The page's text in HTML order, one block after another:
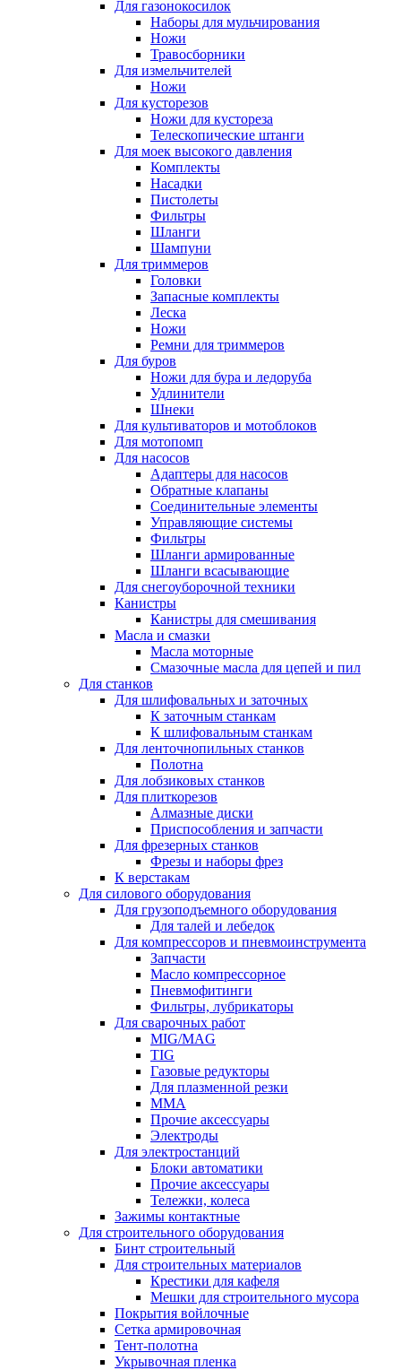
Для газонокосилок
Наборы для мульчирования
Ножи
Травосборники
Для измельчителей
Ножи
Для кусторезов
Ножи для кустореза
Телескопические штанги
Для моек высокого давления
Комплекты
Насадки
Пистолеты
Фильтры
Шланги
Шампуни
Для триммеров
Головки
Запасные комплекты
Леска
Ножи
Ремни для триммеров
Для буров
Ножи для бура и ледоруба
Удлинители
Шнеки
Для культиваторов и мотоблоков
Для мотопомп
Для насосов
Адаптеры для насосов
Обратные клапаны
Соединительные элементы
Управляющие системы
Фильтры
Шланги армированные
Шланги всасывающие
Для снегоуборочной техники
Канистры
Канистры для смешивания
Масла и смазки
Масла моторные
Смазочные масла для цепей и пил
Для станков
Для шлифовальных и заточных
К заточным станкам
К шлифовальным станкам
Для ленточнопильных станков
Полотна
Для лобзиковых станков
Для плиткорезов
Алмазные диски
Приспособления и запчасти
Для фрезерных станков
Фрезы и наборы фрез
К верстакам
Для силового оборудования
Для грузоподъемного оборудования
Для талей и лебедок
Для компрессоров и пневмоинструмента
Запчасти
Масло компрессорное
Пневмофитинги
Фильтры, лубрикаторы
Для сварочных работ
MIG/MAG
TIG
Газовые редукторы
Для плазменной резки
ММА
Прочие аксессуары
Электроды
Для электростанций
Блоки автоматики
Прочие аксессуары
Тележки, колеса
Зажимы контактные
Для строительного оборудования
Бинт строительный
Для строительных материалов
Крестики для кафеля
Мешки для строительного мусора
Покрытия войлочные
Сетка армировочная
Тент-полотна
Укрывочная пленка